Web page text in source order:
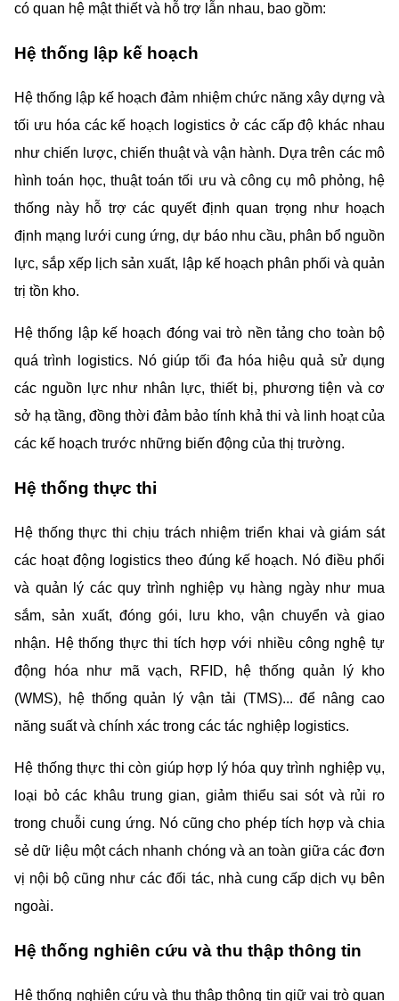
có quan hệ mật thiết và hỗ trợ lẫn nhau, bao gồm:
Hệ thống lập kế hoạch
Hệ thống lập kế hoạch đảm nhiệm chức năng xây dựng và
tối ưu hóa các kế hoạch logistics ở các cấp độ khác nhau
như chiến lược, chiến thuật và vận hành. Dựa trên các mô
hình toán học, thuật toán tối ưu và công cụ mô phỏng, hệ
thống này hỗ trợ các quyết định quan trọng như hoạch
định mạng lưới cung ứng, dự báo nhu cầu, phân bổ nguồn
lực, sắp xếp lịch sản xuất, lập kế hoạch phân phối và quản
trị tồn kho.
Hệ thống lập kế hoạch đóng vai trò nền tảng cho toàn bộ
quá trình logistics. Nó giúp tối đa hóa hiệu quả sử dụng
các nguồn lực như nhân lực, thiết bị, phương tiện và cơ
sở hạ tầng, đồng thời đảm bảo tính khả thi và linh hoạt của
các kế hoạch trước những biến động của thị trường.
Hệ thống thực thi
Hệ thống thực thi chịu trách nhiệm triển khai và giám sát
các hoạt động logistics theo đúng kế hoạch. Nó điều phối
và quản lý các quy trình nghiệp vụ hàng ngày như mua
sắm, sản xuất, đóng gói, lưu kho, vận chuyển và giao
nhận. Hệ thống thực thi tích hợp với nhiều công nghệ tự
động hóa như mã vạch, RFID, hệ thống quản lý kho
(WMS), hệ thống quản lý vận tải (TMS)... để nâng cao
năng suất và chính xác trong các tác nghiệp logistics.
Hệ thống thực thi còn giúp hợp lý hóa quy trình nghiệp vụ,
loại bỏ các khâu trung gian, giảm thiểu sai sót và rủi ro
trong chuỗi cung ứng. Nó cũng cho phép tích hợp và chia
sẻ dữ liệu một cách nhanh chóng và an toàn giữa các đơn
vị nội bộ cũng như các đối tác, nhà cung cấp dịch vụ bên
ngoài.
Hệ thống nghiên cứu và thu thập thông tin
Hệ thống nghiên cứu và thu thập thông tin giữ vai trò quan